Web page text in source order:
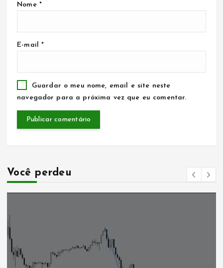
Nome *
E-mail*
Guardar o meu nome, email e site neste
navegador para a próxima vez que eu comentar.
Você perdeu